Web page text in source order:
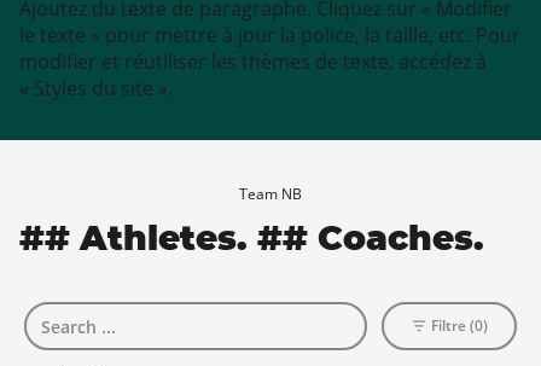
Ajoutez du texte de paragraphe. Cliquez sur « Modifier
le texte » pour mettre à jour la police, la taille, etc. Pour
modifier et réutiliser les thèmes de texte, accédez à
« Styles du site ».
Team NB
## Athletes. ## Coaches.
Filtre (0)